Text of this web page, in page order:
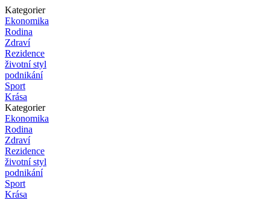
Kategorier
Ekonomika
Rodina
Zdraví
Rezidence
životní styl
podnikání
Sport
Krása
Kategorier
Ekonomika
Rodina
Zdraví
Rezidence
životní styl
podnikání
Sport
Krása